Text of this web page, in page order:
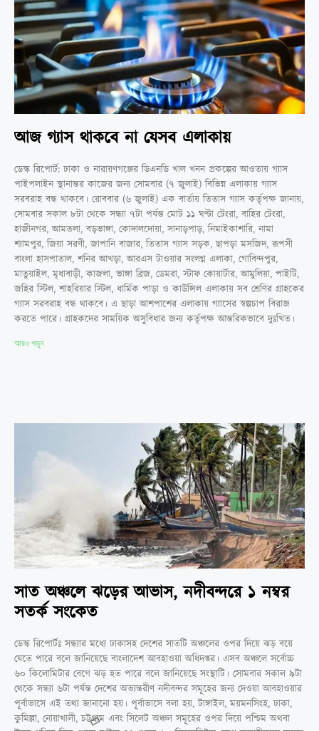
আজ গ্যাস থাকবে না যেসব এলাকায়
ডেস্ক রিপোর্ট: ঢাকা ও নারায়ণগঞ্জের ডিএনডি খাল খনন প্রকল্পের আওতায় গ্যাস
পাইপলাইন স্থানান্তর কাজের জন্য সোমবার (৭ জুলাই) বিভিন্ন এলাকায় গ্যাস
সরবরাহ বন্ধ থাকবে। রোববার (৬ জুলাই) এক বার্তায় তিতাস গ্যাস কর্তৃপক্ষ জানায়,
সোমবার সকাল ৮টা থেকে সন্ধ্যা ৭টা পর্যন্ত মোট ১১ ঘণ্টা টেংরা, বাহির টেংরা,
হাজীনগর, আমতলা, বড়ভাঙ্গা, কোদালদোয়া, সানাড়পাড়, নিমাইকাশারি, নামা
শ্যামপুর, জিয়া সরণী, জাপানি বাজার, তিতাস গ্যাস সড়ক, ছাপড়া মসজিদ, রূপসী
বাংলা হাসপাতাল, শনির আখড়া, আরএস টাওয়ার সংলগ্ন এলাকা, গোবিন্দপুর,
মাতুয়াইল, মৃধাবাড়ী, কাজলা, ভাঙ্গা ব্রিজ, ডেমরা, স্টাফ কোয়ার্টার, আমুলিয়া, পাইটি,
জহির স্টিল, শাহরিয়ার স্টিল, ধার্মিক পাড়া ও কাউন্সিল এলাকায় সব শ্রেণির গ্রাহকের
গ্যাস সরবরাহ বন্ধ থাকবে। এ ছাড়া আশপাশের এলাকায় গ্যাসের স্বল্পচাপ বিরাজ
করতে পারে। গ্রাহকদের সাময়িক অসুবিধার জন্য কর্তৃপক্ষ আন্তরিকভাবে দুঃখিত।
আরও পড়ুন
সাত অঞ্চলে ঝড়ের আভাস, নদীবন্দরে ১ নম্বর
সতর্ক সংকেত
ডেস্ক রিপোর্টঃ সন্ধ্যার মধ্যে ঢাকাসহ দেশের সাতটি অঞ্চলের ওপর দিয়ে ঝড় বয়ে
যেতে পারে বলে জানিয়েছে বাংলাদেশ আবহাওয়া অধিদপ্তর। এসব অঞ্চলে সর্বোচ্চ
৬০ কিলোমিটার বেগে ঝড় হত পারে বলে জানিয়েছে সংস্থাটি। সোমবার সকাল ৯টা
থেকে সন্ধ্যা ৬টা পর্যন্ত দেশের অভ্যন্তরীণ নদীবন্দর সমূহের জন্য দেওয়া আবহাওয়ার
পূর্বাভাসে এই তথ্য জানানো হয়। পূর্বাভাসে বলা হয়, টাঙ্গাইল, ময়মনসিংহ, ঢাকা,
কুমিল্লা, নোয়াখালী, চট্টগ্রাম এবং সিলেট অঞ্চল সমূহের ওপর দিয়ে পশ্চিম অথবা